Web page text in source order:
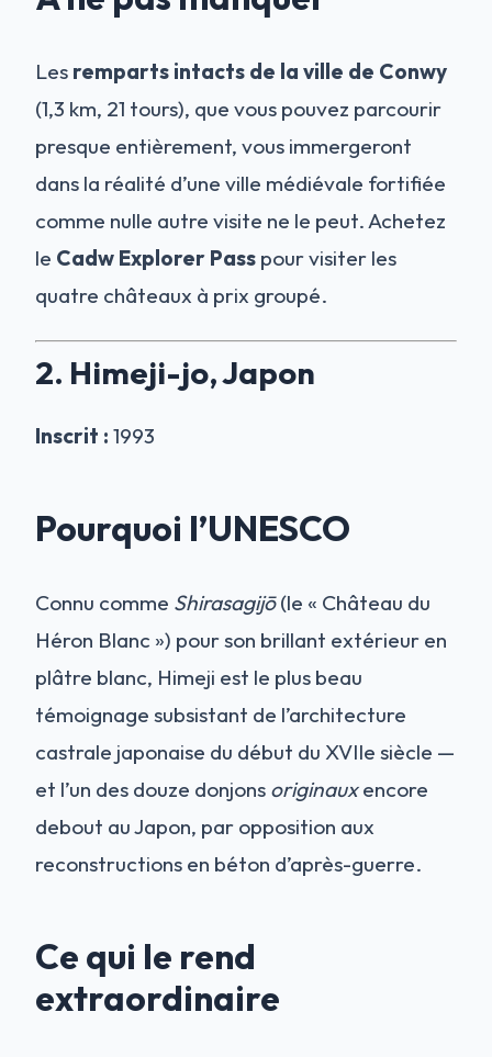
Les remparts intacts de la ville de Conwy
(1,3 km, 21 tours), que vous pouvez parcourir
presque entièrement, vous immergeront
dans la réalité d’une ville médiévale fortifiée
comme nulle autre visite ne le peut. Achetez
le Cadw Explorer Pass pour visiter les
quatre châteaux à prix groupé.
2. Himeji-jo, Japon
Inscrit : 1993
Pourquoi l’UNESCO
Connu comme Shirasagijō(le « Château du
Héron Blanc ») pour son brillant extérieur en
plâtre blanc, Himeji est le plus beau
témoignage subsistant de l’architecture
castrale japonaise du début du XVIIe siècle —
et l’un des douze donjons originauxencore
debout au Japon, par opposition aux
reconstructions en béton d’après-guerre.
Ce qui le rend
extraordinaire